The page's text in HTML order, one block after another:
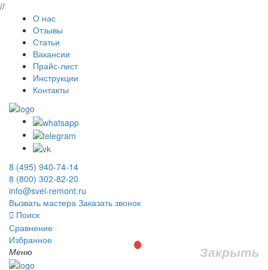
//
О нас
Отзывы
Статьи
Вакансии
Прайс-лист
Инструкции
Контакты
8 (495) 940-74-14
8 (800) 302-82-20
info@svei-remont.ru
Вызвать мастера Заказать звонок
Поиск
Сравнение
Избранное
Меню
Закрыть